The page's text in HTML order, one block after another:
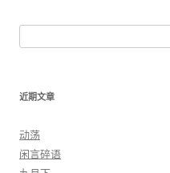
近期文章
动荡
闲言碎语